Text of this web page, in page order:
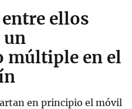
ellos
un
múltiple en el
en principio el móvil